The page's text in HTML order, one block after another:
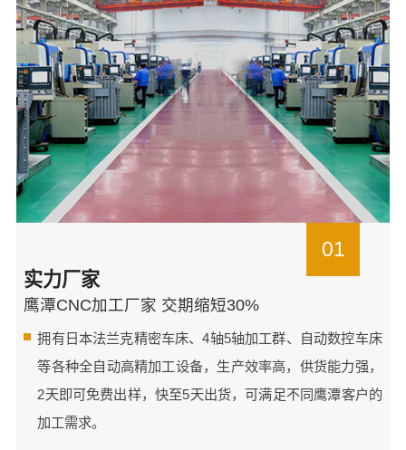
01
实力厂家
鹰潭CNC加工厂家 交期缩短30%
拥有日本法兰克精密车床、4轴5轴加工群、自动数控车床
等各种全自动高精加工设备，生产效率高，供货能力强，
2天即可免费出样，快至5天出货，可满足不同鹰潭客户的
加工需求。